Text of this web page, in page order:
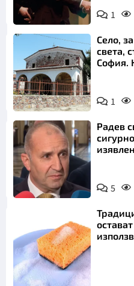
1
Село,
света,
София.
1
Радев
5